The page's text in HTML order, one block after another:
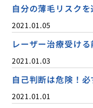
自分の薄毛リスク
2021.01.05
レーザー治療受け
2021.01.03
自己判断は危険！
2021.01.01